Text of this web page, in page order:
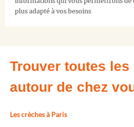
plus adapté à vos besoins
Trouver toutes les
autour de chez
Les crèches à Paris